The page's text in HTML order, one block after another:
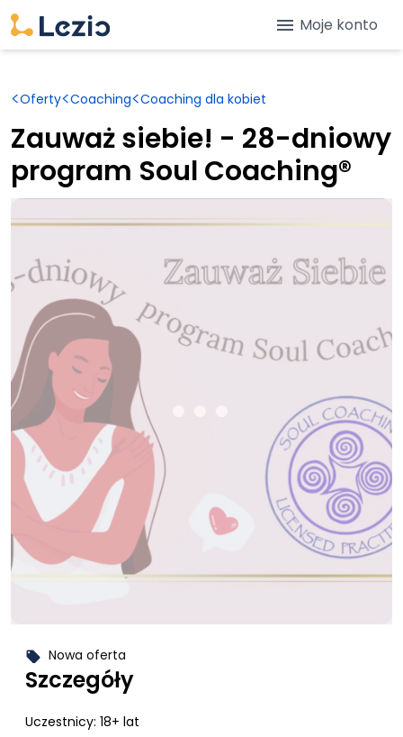
menu Moje konto
<Oferty<Coaching<Coaching dla kobiet
Zauważ siebie! - 28-dniowy
program Soul Coaching®
Szczegóły
local_offer Nowa oferta
Uczestnicy: 18+ lat